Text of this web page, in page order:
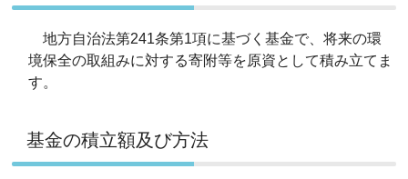
地方自治法第241条第1項に基づく基金で、将来の環
境保全の取組みに対する寄附等を原資として積み立てま
す。
基金の積立額及び方法